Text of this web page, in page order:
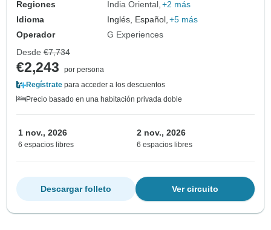
Regiones India Oriental +2 más
Idioma
Inglés, Español, +5 más
Operador
G Experiences
Desde €7,734
€2,243
por persona
Regístrate para acceder a los descuentos
Precio basado en una habitación privada doble
1 nov., 2026
6 espacios libres
2 nov., 2026
6 espacios libres
Ver circuito
Descargar folleto